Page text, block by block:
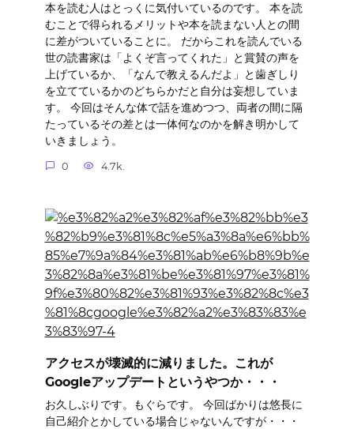
本を読む人はとっくに気付いているのです。 本を読
むことで得られるメリットや本を読まない人との間
に差がついていることに。 だからこれを読んでいる
世の読書家は「よくぞ言ってくれた」と賞賛の声を
上げているか、「なんで教えるんだよ」と歯ぎしり
を立てているかのどちらかだと自分は妄想していま
す。 今回はそんな体で話を進めつつ、両者の間に隔
たっているその差とは一体何なのかを解き明かして
いきましょう。
0 4.7k.
アクセスが壊滅的に減りました。これが
Googleアップデートというやつか・・・
お久しぶりです。もぐらです。 今回ばかりは悠長に
自己紹介とかしている場合じゃないんですが・・・